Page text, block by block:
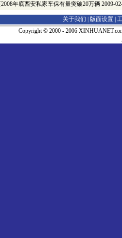
年底西安私家车保有量突破20万辆 2009-
关于我们 | 版面设置
Copyright © 2000 - 2006